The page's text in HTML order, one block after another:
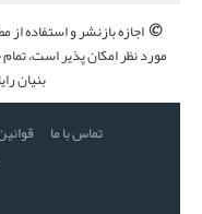
©اجازه بازنشر و استفاده
مورد نظر امکان پذیر است،
بنیان
تماس با ما